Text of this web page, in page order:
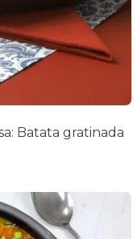
Batata gratinada